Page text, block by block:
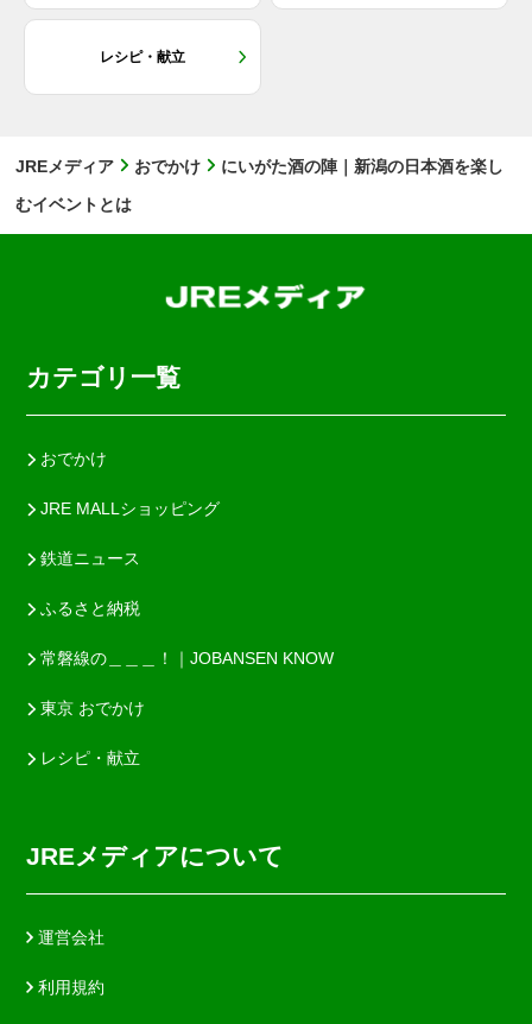
レシピ・献立
JREメディア おでかけ
にいがた酒の陣｜新潟の日本酒を楽し
むイベントとは
カテゴリ一覧
おでかけ
JRE MALLショッピング
鉄道ニュース
ふるさと納税
常磐線の＿＿＿！｜JOBANSEN KNOW
東京 おでかけ
レシピ・献立
JREメディアについて
運営会社
利用規約